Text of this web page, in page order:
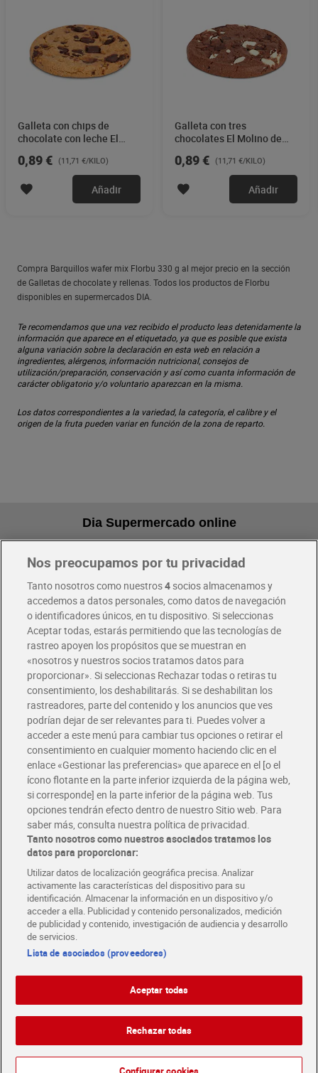
Galleta con chips de
chocolate con leche El
0,89 € (11,71 €/KILO)
Añadir
Galleta con tres
chocolates El Molino de
0,89 € (11,71 €/KILO)
Añadir
Compra Barquillos wafer mix Florbu 330 g al mejor precio en la sección
de Galletas de chocolate y rellenas. Todos los productos de Florbu
disponibles en supermercados DIA.
Te recomendamos que una vez recibido el producto leas detenidamente la
información que aparece en el etiquetado, ya que es posible que exista
alguna variación sobre la declaración en esta web en relación a
ingredientes, alérgenos, información nutricional, consejos de
utilización/preparación, conservación y así como cuanta información de
carácter obligatorio y/o voluntario aparezcan en la misma.
Los datos correspondientes a la variedad, la categoría, el calibre y el
origen de la fruta pueden variar en función de la zona de reparto.
Dia Supermercado online
Pide hoy, recibe hoy
Envío gratis por compras superiores a 100€
Envío estandar por 4,99€
Glovo y Uber Eats
Solicita tu factura de Glovo o Uber Eats
Únete al CLUB Dia
Disfruta las ventajas y ofertas exclusivas.
Descárgate la APP Dia
Folletos y Tiendas
Descubre las mejores ofertas y busca tu tienda más cercana
Tarjeta MaX Dia
Te devuelve hasta 8€/mes de tus compras.
¡Solicita tu tarjeta de crédito aquí!
COMER MEJOR CADA DIA
COLABORA CON DIA ABRE TU TIENDA DIA CORPORATE
EnglishPolítica de privacidad Política de cookies
Nos preocupamos por tu privacidad
Tanto nosotros como nuestros4socios almacenamos y
accedemos a datos personales, como datos de navegación
o identificadores únicos, en tu dispositivo. Si seleccionas
Aceptar todas, estarás permitiendo que las tecnologías de
rastreo apoyen los propósitos que se muestran en
«nosotros y nuestros socios tratamos datos para
proporcionar». Si seleccionas Rechazar todas o retiras tu
consentimiento, los deshabilitarás. Si se deshabilitan los
rastreadores, parte del contenido y los anuncios que ves
podrían dejar de ser relevantes para ti. Puedes volver a
acceder a este menú para cambiar tus opciones o retirar el
consentimiento en cualquier momento haciendo clic en el
enlace «Gestionar las preferencias» que aparece en el [o el
ícono flotante en la parte inferior izquierda de la página web,
si corresponde] en la parte inferior de la página web. Tus
opciones tendrán efecto dentro de nuestro Sitio web. Para
saber más, consulta nuestra política de privacidad.
Tanto nosotros como nuestros asociados tratamos los
datos para proporcionar:
Utilizar datos de localización geográfica precisa. Analizar
activamente las características del dispositivo para su
identificación. Almacenar la información en un dispositivo y/o
acceder a ella. Publicidad y contenido personalizados, medición
de publicidad y contenido, investigación de audiencia y desarrollo
de servicios.
Lista de asociados (proveedores)
Aceptar todas
Rechazar todas